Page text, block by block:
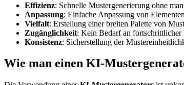
Effizienz: Schnelle Mustergenerierung ohne
Anpassung: Einfache Anpassung von
Vielfalt: Erstellung einer breiten Palette von
Zugänglichkeit: Kein Bedarf an
Konsistenz: Sicherstellung der
Wie man einen KI-